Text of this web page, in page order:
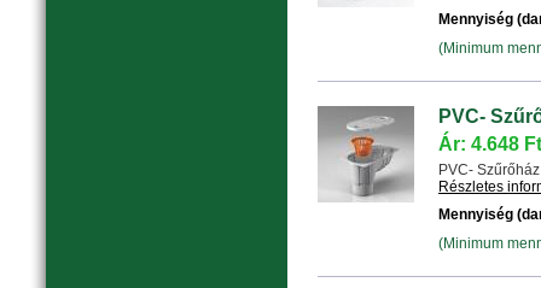
Mennyiség
(Minimum
PVC-
Ár: 4.648
PVC-
Részletes
Mennyiség
(Minimum